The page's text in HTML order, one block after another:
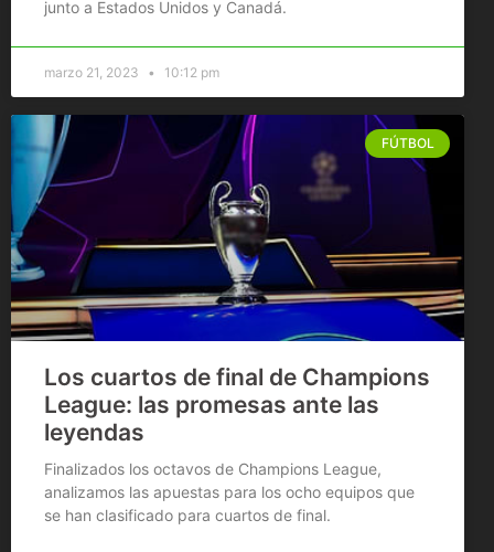
junto a Estados Unidos y Canadá.
marzo 21, 2023 10:12 pm
FÚTBOL
Los cuartos de final de Champions
League: las promesas ante las
leyendas
Finalizados los octavos de Champions League,
analizamos las apuestas para los ocho equipos que
se han clasificado para cuartos de final.